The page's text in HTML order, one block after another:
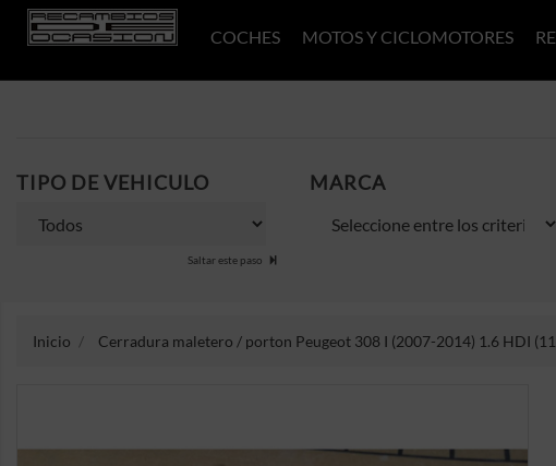
COCHES MOTOS Y CICLOMOTORES
TIPO DE VEHICULO
Saltar este paso
MARCA
Inicio Cerradura maletero / porton Peugeot 308 I (2007-2014) 1.6 HDI